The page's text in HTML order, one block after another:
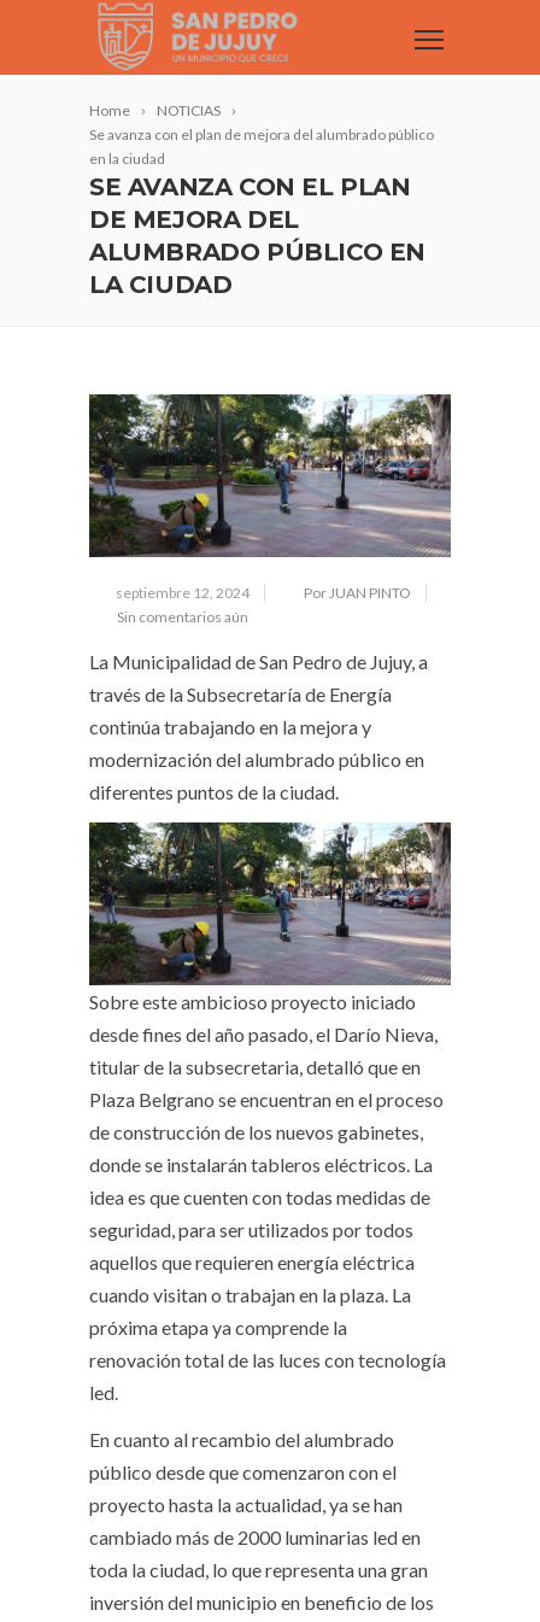
Home
NOTICIAS
Se avanza con el plan de mejora del alumbrado público
en la ciudad
SE AVANZA CON EL PLAN
DE MEJORA DEL
ALUMBRADO PÚBLICO EN
LA CIUDAD
septiembre 12, 2024
Por JUAN PINTO
Sin comentarios aún
La Municipalidad de San Pedro de Jujuy, a
través de la Subsecretaría de Energía
continúa trabajando en la mejora y
modernización del alumbrado público en
diferentes puntos de la ciudad.
Sobre este ambicioso proyecto iniciado
desde fines del año pasado, el Darío Nieva,
titular de la subsecretaria, detalló que en
Plaza Belgrano se encuentran en el proceso
de construcción de los nuevos gabinetes,
donde se instalarán tableros eléctricos. La
idea es que cuenten con todas medidas de
seguridad, para ser utilizados por todos
aquellos que requieren energía eléctrica
cuando visitan o trabajan en la plaza. La
próxima etapa ya comprende la
renovación total de las luces con tecnología
led.
En cuanto al recambio del alumbrado
público desde que comenzaron con el
proyecto hasta la actualidad, ya se han
cambiado más de 2000 luminarias led en
toda la ciudad, lo que representa una gran
inversión del municipio en beneficio de los